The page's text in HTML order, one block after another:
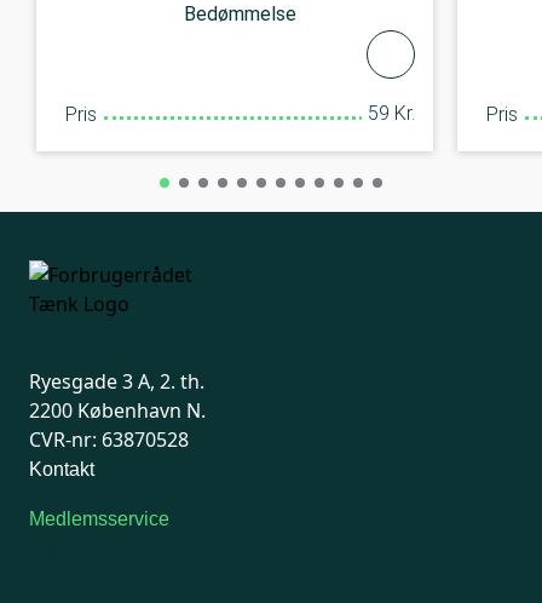
Bedømmelse
Pris 59 Kr. Pris
Ryesgade 3 A, 2. th.
2200 København N.
CVR-nr: 63870528
Kontakt
Medlemsservice